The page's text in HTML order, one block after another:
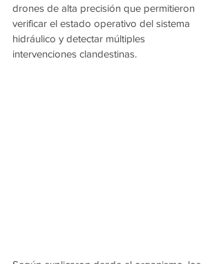
drones de alta precisión que permitieron
verificar el estado operativo del sistema
hidráulico y detectar múltiples
intervenciones clandestinas.